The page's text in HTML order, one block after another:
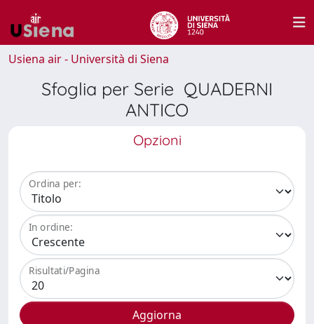
Usiena air - Università di Siena
Sfoglia per Serie QUADERNI
ANTICO
Opzioni
Ordina per:
In ordine:
Risultati/Pagina